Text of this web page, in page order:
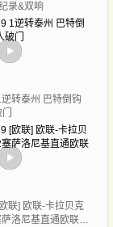
录&双响
逆转泰州 巴特倒钩
联] 欧联-卡拉贝克
洛尼基直通欧联十